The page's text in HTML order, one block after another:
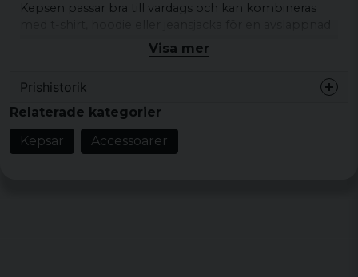
Kepsen passar bra till vardags och kan kombineras
accessoar i din outfit.
Produkttyp:Keps
Design/detaljer:Enfärgad svart, böjd skärm,
panelkonstruktion, liten knapp upptill,
Visa mer
Prishistorik
Relaterade kategorier
Kepsar
Accessoarer